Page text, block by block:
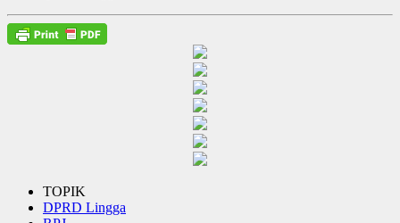
TOPIK
DPRD Lingga